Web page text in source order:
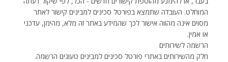
המוחלט. העובדה שתמצא בפורטל סכינים למבינים קישור לאתר
מסוים אינה מהווה אישור לכך שהמידע באתר זה מלא, מהימן, עדכני
או אמין.
הרשמה לשירותים
חלק מהשירותים באתרי פורטל סכינים למבינים טעונים הרשמה.